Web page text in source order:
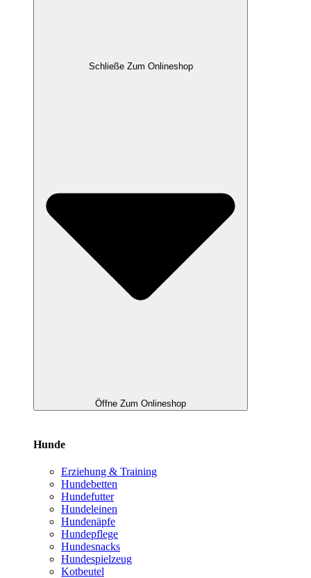
Schließe Zum Onlineshop
Öffne Zum Onlineshop
Hunde
Erziehung & Training
Hundebetten
Hundefutter
Hundeleinen
Hundenäpfe
Hundepflege
Hundesnacks
Hundespielzeug
Kotbeutel